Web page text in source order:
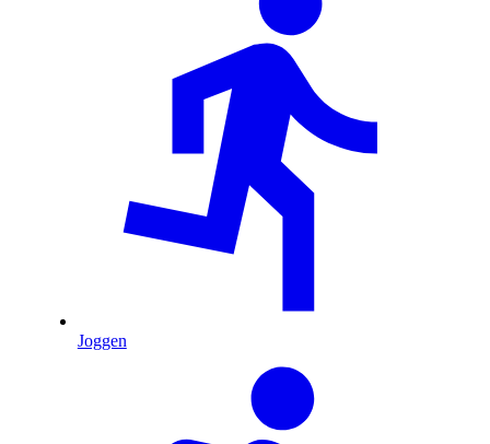
Joggen